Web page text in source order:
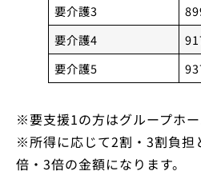
要介護3
要介護4
要介護5
※要支援1の方はグループホー
※所得に応じて2割・3割負担
倍・3倍の金額になります。